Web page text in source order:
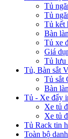
Tủ
Tủ
Tủ kết
Bàn
Tủ xe
Giá
Tủ lưu
Tủ, Bàn sắt
Tủ sắt
Bàn
Tủ - Xe đẩy
Xe tủ
Xe tủ
Tủ Rack tin
Toàn bộ